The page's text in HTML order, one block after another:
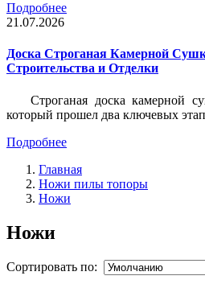
Подробнее
21.07.2026
Доска Строганая Камерной
Строительства и Отделки
Строганая доска камерной
который прошел два ключевых
Подробнее
Главная
Ножи пилы топоры
Ножи
Ножи
Сортировать по: